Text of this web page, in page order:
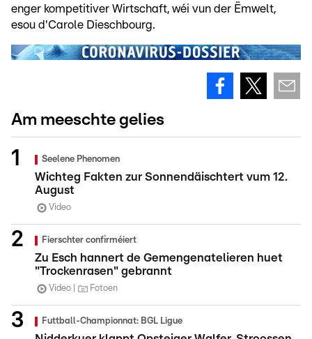
enger kompetitiver Wirtschaft, wéi vun der Ëmwelt,
esou d'Carole Dieschbourg.
Am meeschte gelies
Seelene Phenomen
Wichteg Fakten zur Sonnendäischtert vum 12.
August
Video
Fierschter confirméiert
Zu Esch hannert de Gemengenatelieren huet
"Trockenrasen" gebrannt
Video Fotoen
Futtball-Championnat: BGL Ligue